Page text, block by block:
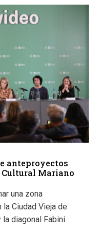
anteproyectos
Mariano
una zona
Ciudad Vieja de
diagonal Fabini.